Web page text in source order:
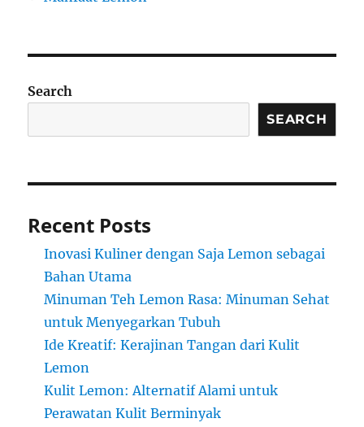
Search
SEARCH
Recent Posts
Inovasi Kuliner dengan Saja Lemon sebagai
Bahan Utama
Minuman Teh Lemon Rasa: Minuman Sehat
untuk Menyegarkan Tubuh
Ide Kreatif: Kerajinan Tangan dari Kulit
Lemon
Kulit Lemon: Alternatif Alami untuk
Perawatan Kulit Berminyak